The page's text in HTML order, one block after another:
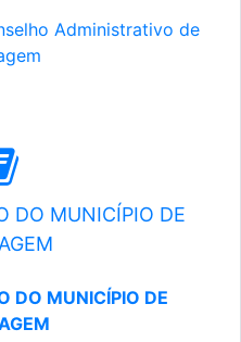
Administrativo de
DO MUNICÍPIO DE
DO MUNICÍPIO DE